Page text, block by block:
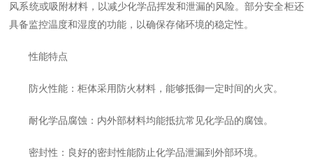
风系统或吸附材料，以减少化学品挥发和泄漏的风险。部分安全柜还
具备监控温度和湿度的功能，以确保存储环境的稳定性。
性能特点
防火性能：柜体采用防火材料，能够抵御一定时间的火灾。
耐化学品腐蚀：内外部材料均能抵抗常见化学品的腐蚀。
密封性：良好的密封性能防止化学品泄漏到外部环境。